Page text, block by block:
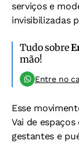
serviços e
invisibilizadas
Tudo sobre
mão!
Entre no
Esse
Vai de
gestantes e